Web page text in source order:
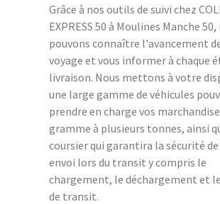
Grâce à nos outils de suivi chez
EXPRESS 50 à Moulines Manche 50,
pouvons connaître l'avancement
voyage et vous informer à chaque
livraison. Nous mettons à votre
une large gamme de véhicules
prendre en charge vos
gramme à plusieurs tonnes, ainsi
coursier qui garantira la sécurité
envoi lors du transit y compris le
chargement, le déchargement et
de transit.